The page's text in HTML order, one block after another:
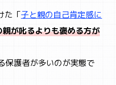
た「子と親の自己肯定感に
が叱るよりも褒める方が
保護者が多いのが実態で